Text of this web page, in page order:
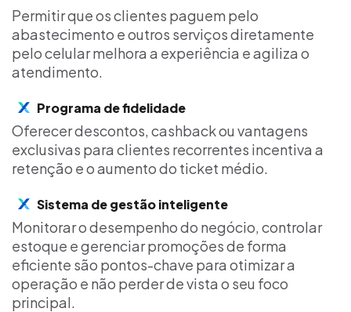
Permitir que os clientes paguem pelo
abastecimento e outros serviços diretamente
pelo celular melhora a experiência e agiliza o
atendimento.
Programa de fidelidade
Oferecer descontos, cashback ou vantagens
exclusivas para clientes recorrentes incentiva a
retenção e o aumento do ticket médio.
Sistema de gestão inteligente
Monitorar o desempenho do negócio, controlar
estoque e gerenciar promoções de forma
eficiente são pontos-chave para otimizar a
operação e não perder de vista o seu foco
principal.